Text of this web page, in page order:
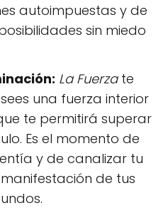
autoimpuestas y de
sin miedo
La Fuerzate
una fuerza interior
te permitirá superar
Es el momento de
y de canalizar tu
de tus